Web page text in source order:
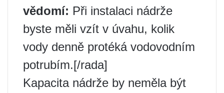
vědomí: Při instalaci nádrže
byste měli vzít v úvahu, kolik
vody denně protéká vodovodním
potrubím.[/rada]
Kapacita nádrže by neměla být